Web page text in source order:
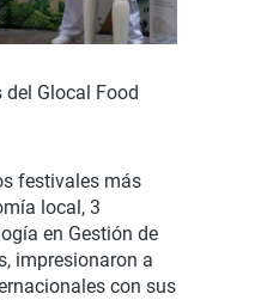
del Glocal Food
festivales más
local, 3
en Gestión de
impresionaron a
con sus